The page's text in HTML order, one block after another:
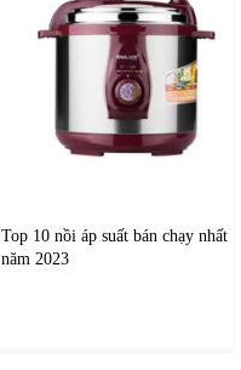
Top 10 nồi áp suất bán chạy nhất
năm 2023